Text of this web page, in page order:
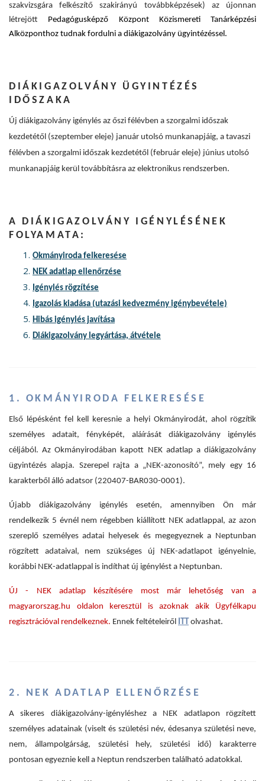
szakvizsgára felkészítő szakirányú továbbképzések) az újonnan
létrejött Pedagógusképző Központ Közismereti Tanárképzési
Alközponthoz tudnak fordulni a diákigazolvány ügyintézéssel.
DIÁKIGAZOLVÁNY ÜGYINTÉZÉS
IDŐSZAKA
Új diákigazolvány igénylés az őszi félévben a szorgalmi időszak
kezdetétől (szeptember eleje) január utolsó munkanapjáig, a tavaszi
félévben a szorgalmi időszak kezdetétől (február eleje) június utolsó
munkanapjáig kerül továbbításra az elektronikus rendszerben.
A DIÁKIGAZOLVÁNY IGÉNYLÉSÉNEK
FOLYAMATA:
Okmányiroda felkeresése
NEK adatlap ellenőrzése
Igénylés rögzítése
Igazolás kiadása (utazási kedvezmény igénybevétele)
Hibás igénylés javítása
Diákigazolvány legyártása, átvétele
1. OKMÁNYIRODA FELKERESÉSE
Első lépésként fel kell keresnie a helyi Okmányirodát, ahol rögzítik
személyes adatait, fényképét, aláírását diákigazolvány igénylés
céljából. Az Okmányirodában kapott NEK adatlap a diákigazolvány
ügyintézés alapja. Szerepel rajta a „NEK-azonosító”, mely egy 16
karakterből álló adatsor (220407-BAR030-0001).
Újabb diákigazolvány igénylés esetén, amennyiben Ön már
rendelkezik 5 évnél nem régebben kiállított NEK adatlappal, az azon
szereplő személyes adatai helyesek és megegyeznek a Neptunban
rögzített adataival, nem szükséges új NEK-adatlapot igényelnie,
korábbi NEK-adatlappal is indíthat új igénylést a Neptunban.
ÚJ - NEK adatlap készítésére most már lehetőség van a
magyarorszag.hu oldalon keresztül is azoknak akik Ügyfélkapu
regisztrációval rendelkeznek. Ennek feltételeiről ITTolvashat.
2. NEK ADATLAP ELLENŐRZÉSE
A sikeres diákigazolvány-igényléshez a NEK adatlapon rögzített
személyes adatainak (viselt és születési név, édesanya születési neve,
nem, állampolgárság, születési hely, születési idő) karakterre
pontosan egyeznie kell a Neptun rendszerben található adatokkal.